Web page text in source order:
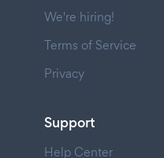
We're hiring!
Terms of Service
Privacy
Support
Help Center